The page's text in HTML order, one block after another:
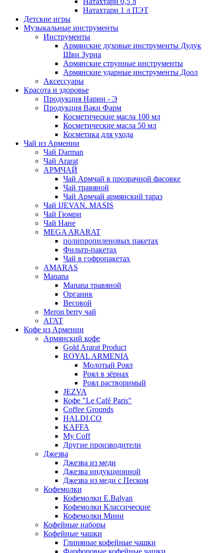
Натахтари 1 л ПЭТ
Детские игры
Музыкальные инструменты
Инструменты
Армянские духовые инструменты Дудук
Шви Зурна
Армянские струнные инструменты
Армянские ударные инструменты Доол
Аксессуары
Красота и здоровье
Продукция Нарин - Э
Продукция Ваки Фарм
Косметические масла 100 мл
Косметические масла 50 мл
Косметика для ухода
Чай из Армении
Чай Darman
Чай Ararat
АРМЧАЙ
Чай Армчай в прозрачной фасовке
Чай травяной
Чай Армчай армянский тараз
Чай IJEVAN. MASIS
Чай Гюмри
Чай Нане
MEGA ARARAT
полипропиленовых пакетах
Фильтр-пакетах
Чай в гофропакетах
AMARAS
Manana
Manana травяной
Органик
Весовой
Meron berry чай
АГАТ
Кофе из Армении
Армянский кофе
Gold Ararat Product
ROYAL ARMENIA
Молотый Роял
Роял в зёрнах
Роял растворимый
JEZVA
Кофе "Le Café Paris"
Coffee Grounds
HALDI.CO
KAFFA
My Coff
Другие производители
Джезва
Джезва из меди
Джезва индукционной
Джезва из меди с Песком
Кофемолки
Кофемолки E.Balyan
Кофемолки Классические
Кофемолки Мини
Кофейные наборы
Кофейные чашки
Глиняные кофейные чашки
Фарфоровые кофейные чашки